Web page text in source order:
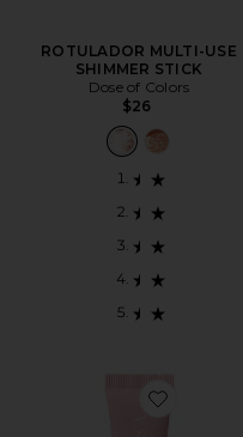
ROTULADOR MULTI-USE
SHIMMER STICK
Dose of Colors
$26
Favorite